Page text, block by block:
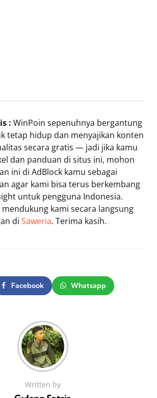
: WinPoin sepenuhnya bergantung
tetap hidup dan menyajikan konten
secara gratis — jadi jika kamu
dan panduan di situs ini, mohon
ini di AdBlock kamu sebagai
agar kami bisa terus berkembang
untuk pengguna Indonesia.
kami secara langsung
di Saweria. Terima kasih.
Facebook Whatsapp
Written by